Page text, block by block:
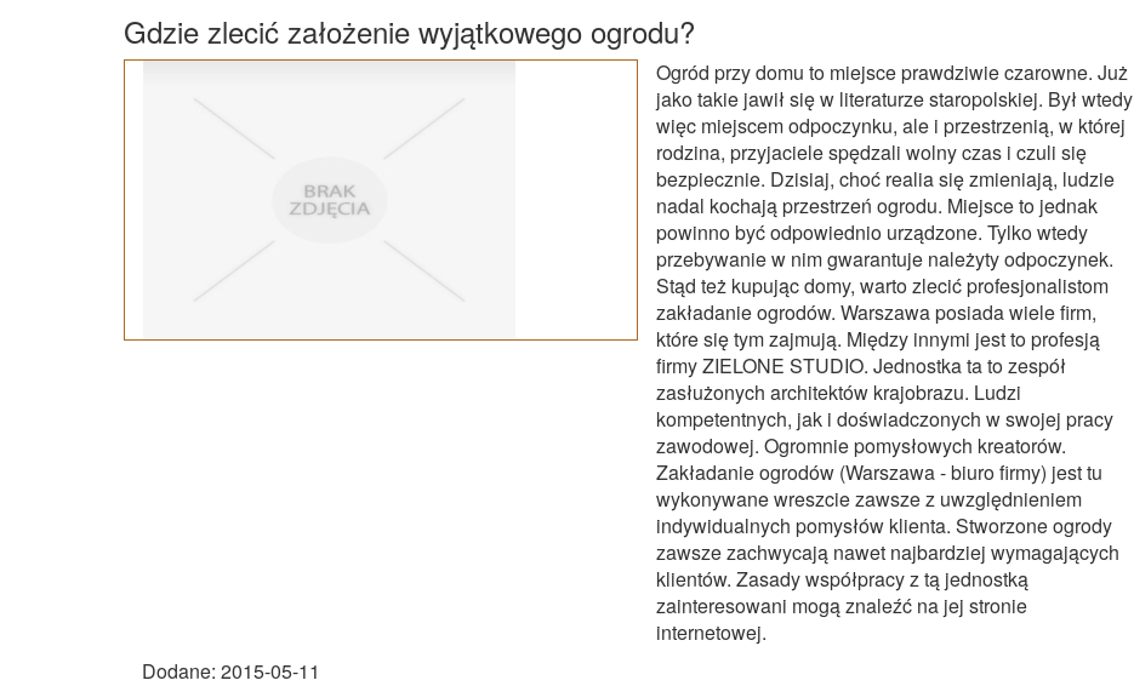
Gdzie zlecić założenie wyjątkowego ogrodu?
Ogród przy domu to miejsce prawdziwie czarowne. Już
jako takie jawił się w literaturze staropolskiej. Był wtedy
więc miejscem odpoczynku, ale i przestrzenią, w której
rodzina, przyjaciele spędzali wolny czas i czuli się
bezpiecznie. Dzisiaj, choć realia się zmieniają, ludzie
nadal kochają przestrzeń ogrodu. Miejsce to jednak
powinno być odpowiednio urządzone. Tylko wtedy
przebywanie w nim gwarantuje należyty odpoczynek.
Stąd też kupując domy, warto zlecić profesjonalistom
zakładanie ogrodów. Warszawa posiada wiele firm,
które się tym zajmują. Między innymi jest to profesją
firmy ZIELONE STUDIO. Jednostka ta to zespół
zasłużonych architektów krajobrazu. Ludzi
kompetentnych, jak i doświadczonych w swojej pracy
zawodowej. Ogromnie pomysłowych kreatorów.
Zakładanie ogrodów (Warszawa - biuro firmy) jest tu
wykonywane wreszcie zawsze z uwzględnieniem
indywidualnych pomysłów klienta. Stworzone ogrody
zawsze zachwycają nawet najbardziej wymagających
klientów. Zasady współpracy z tą jednostką
zainteresowani mogą znaleźć na jej stronie
internetowej.
Dodane: 2015-05-11